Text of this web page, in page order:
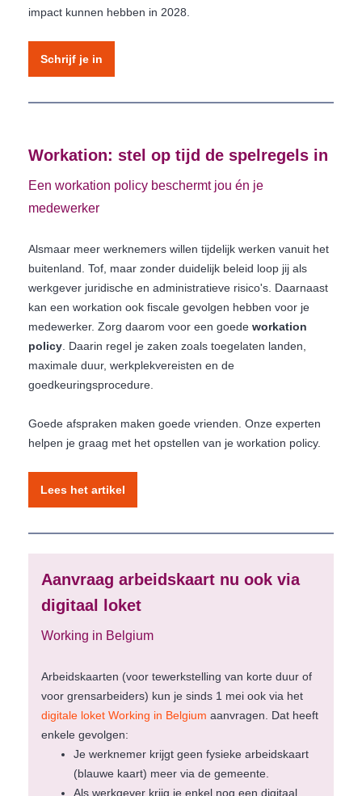
impact kunnen hebben in 2028.
Schrijf je in
Workation: stel op tijd de spelregels in
Een workation policy beschermt jou én je
medewerker
Alsmaar meer werknemers willen tijdelijk werken vanuit het
buitenland. Tof, maar zonder duidelijk beleid loop jij als
werkgever juridische en administratieve risico's. Daarnaast
kan een workation ook fiscale gevolgen hebben voor je
medewerker. Zorg daarom voor een goede workation
policy . Daarin regel je zaken zoals toegelaten landen,
maximale duur, werkplekvereisten en de
goedkeuringsprocedure.
Goede afspraken maken goede vrienden. Onze experten
helpen je graag met het opstellen van je workation policy.
Lees het artikel
Aanvraag arbeidskaart nu ook via
digitaal loket
Working in Belgium
Arbeidskaarten (voor tewerkstelling van korte duur of
voor grensarbeiders) kun je sinds 1 mei ook via het
digitale loket Working in Belgium aanvragen. Dat heeft
enkele gevolgen:
Je werknemer krijgt geen fysieke arbeidskaart
(blauwe kaart) meer via de gemeente.
Als werkgever krijg je enkel nog een digitaal